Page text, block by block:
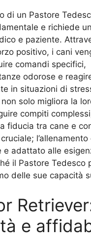
di un Pastore
e richiede un
e paziente.
positivo, i cani
comandi specifici,
odorose e
in situazioni di
solo migliora la
compiti
fiducia tra cane e
l’allenamento
e adattato alle
il Pastore Tedesco
delle sue capacità
e